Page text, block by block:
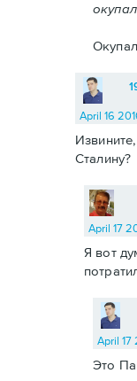
April 16
Сталину?
April 17
Я вот
April 17
Это